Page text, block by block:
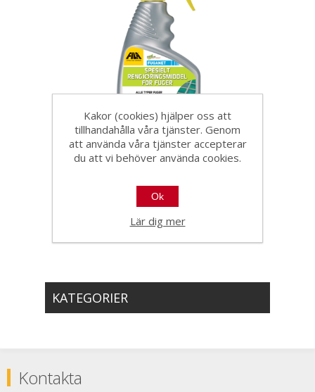
Fila Fuganet 0,75 l
KATEGORIER
Kontakta
Kakor (cookies) hjälper oss att
tillhandahålla våra tjänster. Genom
att använda våra tjänster accepterar
du att vi behöver använda cookies.
Ok
Lär dig mer